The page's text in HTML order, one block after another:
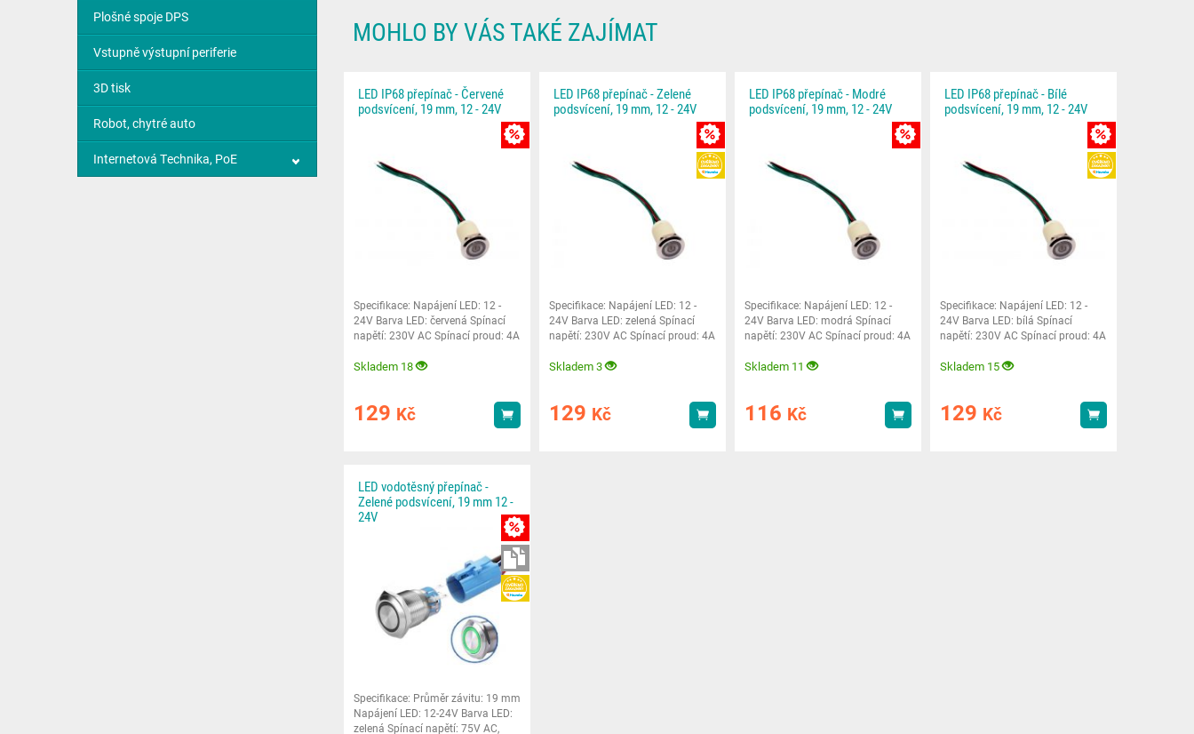
MOHLO BY VÁS TAKÉ ZAJÍMAT
LED IP68 přepínač - Červené
podsvícení, 19 mm, 12 - 24V
Specifikace: Napájení LED: 12 -
24V Barva LED: červená Spínací
napětí: 230V AC Spínací proud: 4A
Skladem 18
129 Kč Koupit
LED IP68 přepínač - Zelené
podsvícení, 19 mm, 12 - 24V
Specifikace: Napájení LED: 12 -
24V Barva LED: zelená Spínací
napětí: 230V AC Spínací proud: 4A
HEUREKA
Skladem 3
129 Kč Koupit
LED IP68 přepínač - Modré
podsvícení, 19 mm, 12 - 24V
Specifikace: Napájení LED: 12 -
24V Barva LED: modrá Spínací
napětí: 230V AC Spínací proud: 4A
Skladem 11
116 Kč Koupit
LED IP68 přepínač - Bílé
podsvícení, 19 mm, 12 - 24V
Specifikace: Napájení LED: 12 -
24V Barva LED: bílá Spínací
napětí: 230V AC Spínací proud: 4A
Skladem 15
129 Kč Koupit
LED vodotěsný přepínač -
Zelené podsvícení, 19 mm 12 -
24V
Specifikace: Průměr závitu: 19 mm
Napájení LED: 12-24V Barva LED:
zelená Spínací napětí: 75V AC,
Plošné spoje DPS
Vstupně výstupní periferie
3D tisk
Robot, chytré auto
Internetová Technika, PoE